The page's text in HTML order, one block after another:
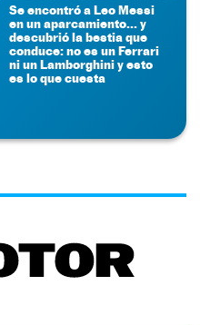
Se encontró a Leo Messi
en un aparcamiento... y
descubrió la bestia que
conduce: no es un Ferrari
ni un Lamborghini y esto
es lo que cuesta